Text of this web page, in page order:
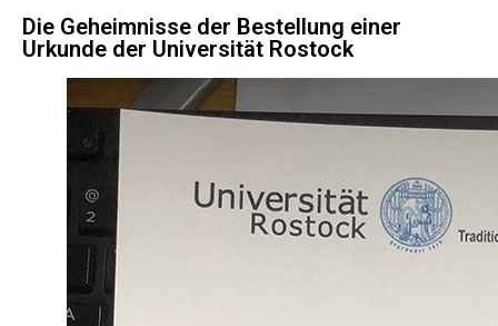
Die Geheimnisse der Bestellung einer
Urkunde der Universität Rostock